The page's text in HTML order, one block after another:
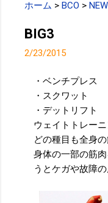
ホーム > BCO >
BIG3
2/23/2015
・ベンチプレス
・スクワット
・デットリフト
ウェイトトレーニ
どの種目も全身
身体の一部の筋
うとケガや故障の